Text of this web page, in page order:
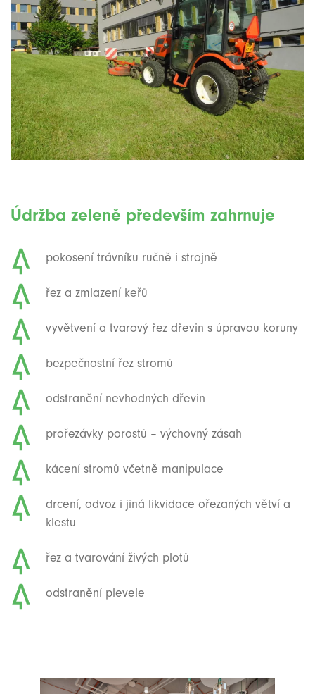
Údržba zeleně především zahrnuje
pokosení trávníku ručně i strojně
řez a zmlazení keřů
vyvětvení a tvarový řez dřevin s úpravou koruny
bezpečnostní řez stromů
odstranění nevhodných dřevin
prořezávky porostů – výchovný zásah
kácení stromů včetně manipulace
drcení, odvoz i jiná likvidace ořezaných větví a
klestu
řez a tvarování živých plotů
odstranění plevele